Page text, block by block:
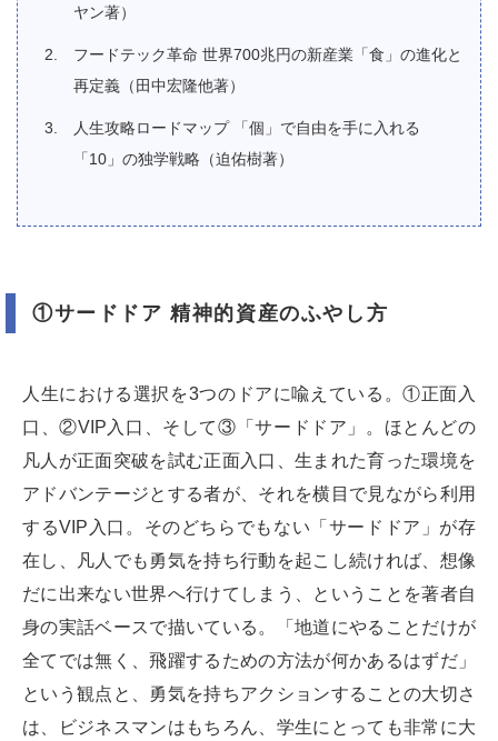
ヤン著）
フードテック革命 世界700兆円の新産業「食」の進化と
再定義（田中宏隆他著）
人生攻略ロードマップ 「個」で自由を手に入れる
「10」の独学戦略（迫佑樹著）
①サードドア 精神的資産のふやし方
人生における選択を3つのドアに喩えている。①正面入
口、②VIP入口、そして③「サードドア」。ほとんどの
凡人が正面突破を試む正面入口、生まれた育った環境を
アドバンテージとする者が、それを横目で見ながら利用
するVIP入口。そのどちらでもない「サードドア」が存
在し、凡人でも勇気を持ち行動を起こし続ければ、想像
だに出来ない世界へ行けてしまう、ということを著者自
身の実話ベースで描いている。「地道にやることだけが
全てでは無く、飛躍するための方法が何かあるはずだ」
という観点と、勇気を持ちアクションすることの大切さ
は、ビジネスマンはもちろん、学生にとっても非常に大